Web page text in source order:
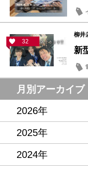
32
柳井
新
月別アーカイブ
2026年
2025年
2024年